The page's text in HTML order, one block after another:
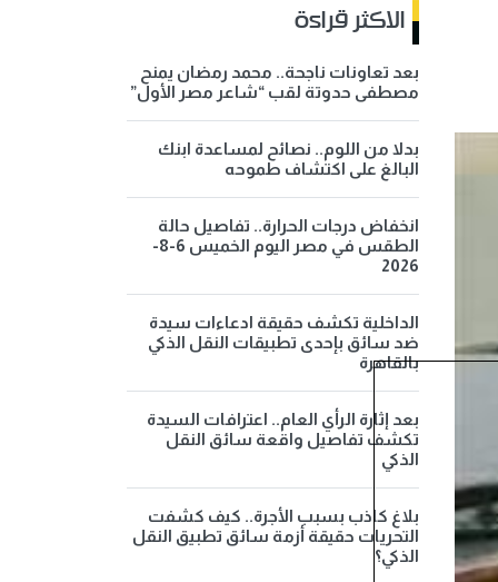
الاكثر قراءة
بعد تعاونات ناجحة.. محمد رمضان يمنح
مصطفى حدوتة لقب “شاعر مصر الأول”
بدلا من اللوم.. نصائح لمساعدة ابنك
البالغ على اكتشاف طموحه
انخفاض درجات الحرارة.. تفاصيل حالة
الطقس في مصر اليوم الخميس 6-8-
2026
الداخلية تكشف حقيقة ادعاءات سيدة
ضد سائق بإحدى تطبيقات النقل الذكي
بالقاهرة
بعد إثارة الرأي العام.. اعترافات السيدة
تكشف تفاصيل واقعة سائق النقل
الذكي
بلاغ كاذب بسبب الأجرة.. كيف كشفت
التحريات حقيقة أزمة سائق تطبيق النقل
الذكي؟